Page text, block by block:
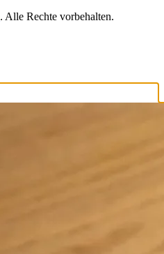
. Alle Rechte vorbehalten.